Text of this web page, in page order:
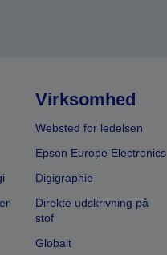
Virksomhed
Websted for ledelsen
Epson Europe Electronics
Digigraphie
Direkte udskrivning på
stof
Globalt